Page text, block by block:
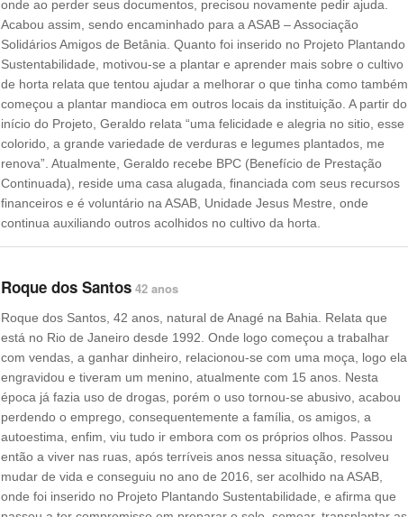
onde ao perder seus documentos, precisou novamente pedir ajuda.
Acabou assim, sendo encaminhado para a ASAB – Associação
Solidários Amigos de Betânia. Quanto foi inserido no Projeto Plantando
Sustentabilidade, motivou-se a plantar e aprender mais sobre o cultivo
de horta relata que tentou ajudar a melhorar o que tinha como também
começou a plantar mandioca em outros locais da instituição. A partir do
início do Projeto, Geraldo relata “uma felicidade e alegria no sitio, esse
colorido, a grande variedade de verduras e legumes plantados, me
renova”. Atualmente, Geraldo recebe BPC (Benefício de Prestação
Continuada), reside uma casa alugada, financiada com seus recursos
financeiros e é voluntário na ASAB, Unidade Jesus Mestre, onde
continua auxiliando outros acolhidos no cultivo da horta.
Roque dos Santos42 anos
Roque dos Santos, 42 anos, natural de Anagé na Bahia. Relata que
está no Rio de Janeiro desde 1992. Onde logo começou a trabalhar
com vendas, a ganhar dinheiro, relacionou-se com uma moça, logo ela
engravidou e tiveram um menino, atualmente com 15 anos. Nesta
época já fazia uso de drogas, porém o uso tornou-se abusivo, acabou
perdendo o emprego, consequentemente a família, os amigos, a
autoestima, enfim, viu tudo ir embora com os próprios olhos. Passou
então a viver nas ruas, após terríveis anos nessa situação, resolveu
mudar de vida e conseguiu no ano de 2016, ser acolhido na ASAB,
onde foi inserido no Projeto Plantando Sustentabilidade, e afirma que